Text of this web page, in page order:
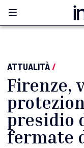
ATTUALITÀ/
Firenze,
presidio
fermate